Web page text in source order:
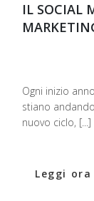
IL SOCIAL
Ogni inizio
stiano
nuovo ciclo, [...]
Leggi ora